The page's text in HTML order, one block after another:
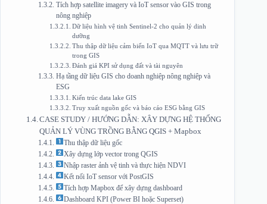
Tích hợp satellite imagery và IoT sensor vào GIS trong
nông nghiệp
Dữ liệu hình vệ tinh Sentinel‑2 cho quản lý dinh
dưỡng
Thu thập dữ liệu cảm biến IoT qua MQTT và lưu trữ
trong GIS
Đánh giá KPI sử dụng đất và tài nguyên
Hạ tầng dữ liệu GIS cho doanh nghiệp nông nghiệp và
ESG
Kiến trúc data lake GIS
Truy xuất nguồn gốc và báo cáo ESG bằng GIS
CASE STUDY / HƯỚNG DẪN: XÂY DỰNG HỆ THỐNG
QUẢN LÝ VÙNG TRỒNG BẰNG QGIS + Mapbox
Thu thập dữ liệu gốc
Xây dựng lớp vector trong QGIS
Nhập raster ảnh vệ tinh và thực hiện NDVI
Kết nối IoT sensor với PostGIS
Tích hợp Mapbox để xây dựng dashboard
Dashboard KPI (Power BI hoặc Superset)